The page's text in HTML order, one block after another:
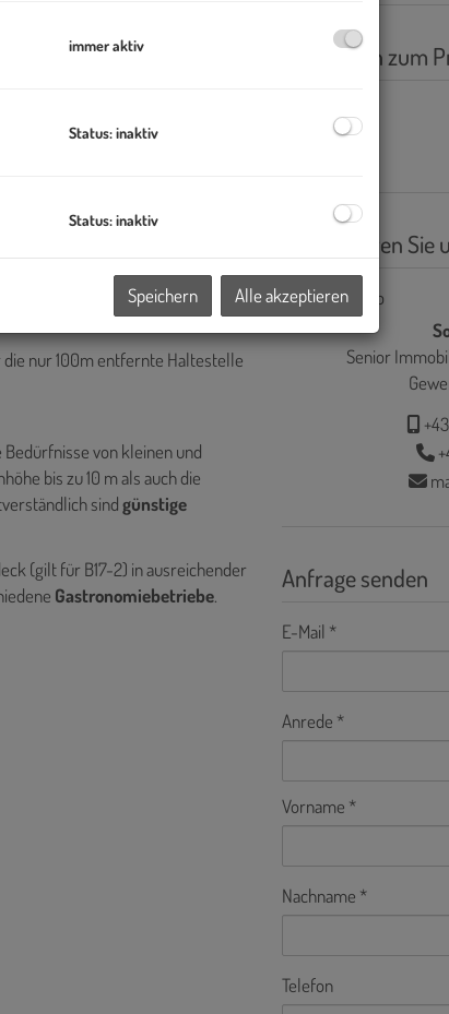
Neudorf).
nur 100m entfernte Haltestelle
von kleinen und
bis zu 10 m als auch die
sindgünstige
(gilt für B17-2) in ausreichender
Gastronomiebetriebe.
Basisdaten zum
Objektart
Kontaktieren Sie
Senior
Anfrage senden
E-Mail
Anrede
Vorname
Nachname
Telefon
immer aktiv
Status: inaktiv
Status: inaktiv
Speichern Alle akzeptieren